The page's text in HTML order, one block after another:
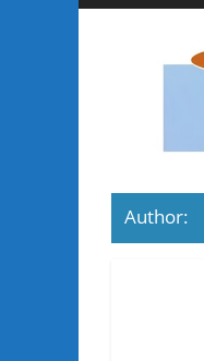
Author: